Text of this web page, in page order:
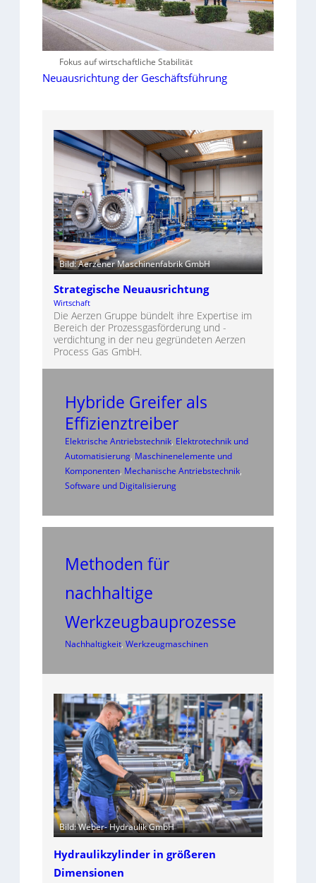
Fokus auf wirtschaftliche Stabilität
Neuausrichtung der Geschäftsführung
Bild: Aerzener Maschinenfabrik GmbH
Strategische Neuausrichtung
Wirtschaft
Die Aerzen Gruppe bündelt ihre Expertise im
Bereich der Prozessgasförderung und -
verdichtung in der neu gegründeten Aerzen
Process Gas GmbH.
Hybride Greifer als
Effizienztreiber
Elektrische Antriebstechnik, Elektrotechnik und
Automatisierung, Maschinenelemente und
Komponenten, Mechanische Antriebstechnik
Software und Digitalisierung
Methoden für
nachhaltige
Werkzeugbauprozesse
Nachhaltigkeit, Werkzeugmaschinen
Bild: Weber- Hydraulik GmbH
Hydraulikzylinder in größeren
Dimensionen